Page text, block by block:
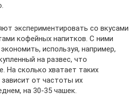
экспериментировать со вкусами
кофейных напитков. С ними
используя, например,
на развес, что
На сколько хватает таких
от частоты их
на 30-35 чашек.